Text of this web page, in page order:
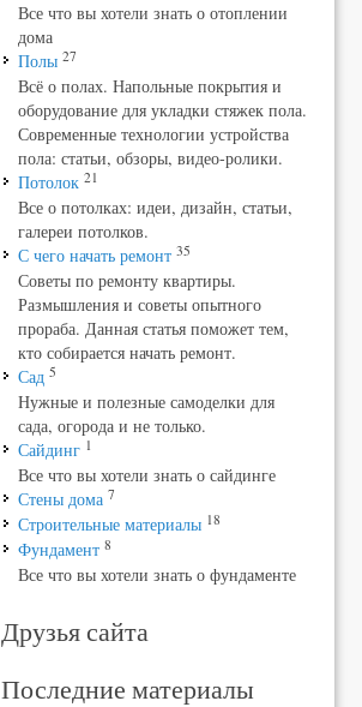
Все что вы хотели знать о отоплении
дома
Полы 27
Всё о полах. Напольные покрытия и
оборудование для укладки стяжек пола.
Современные технологии устройства
пола: статьи, обзоры, видео-ролики.
Потолок 21
Все о потолках: идеи, дизайн, статьи,
галереи потолков.
С чего начать ремонт 35
Советы по ремонту квартиры.
Размышления и советы опытного
прораба. Данная статья поможет тем,
кто собирается начать ремонт.
Сад 5
Нужные и полезные самоделки для
сада, огорода и не только.
Сайдинг 1
Все что вы хотели знать о сайдинге
Стены дома 7
Строительные материалы 18
Фундамент 8
Все что вы хотели знать о фундаменте
Друзья сайта
Последние материалы